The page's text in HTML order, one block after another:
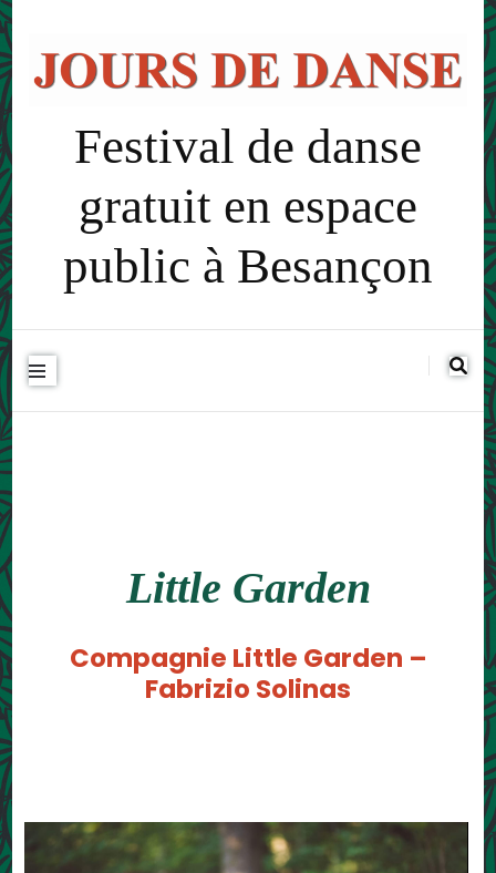
Festival de danse
gratuit en espace
public à Besançon
Little Garden
Compagnie Little Garden –
Fabrizio Solinas